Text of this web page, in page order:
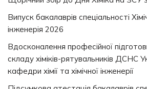
Випуск бакалаврів спеціальності
інженерія 2026
Вдосконалення професійної
складу хіміків-рятувальників ДСНС
кафедри хімії та хімічної інженерії